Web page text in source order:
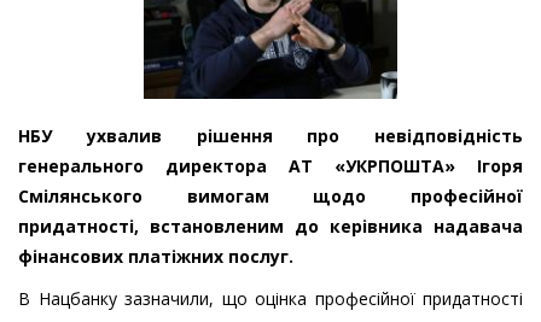
НБУ ухвалив рішення про невідповідність
генерального директора АТ «УКРПОШТА» Ігоря
Смілянського вимогам щодо професійної
придатності, встановленим до керівника надавача
фінансових платіжних послуг.
В Нацбанку зазначили, що оцінка професійної придатності